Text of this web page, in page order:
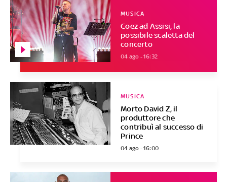
Coez ad Assisi, la
possibile scaletta del
concerto
MUSICA
04 ago - 16:32
Morto David Z, il
produttore che
contribuì al successo di
Prince
MUSICA
04 ago - 16:00